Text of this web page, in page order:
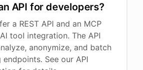
API for developers?
a REST API and an MCP
tool integration. The API
anonymize, and batch
endpoints. See our API